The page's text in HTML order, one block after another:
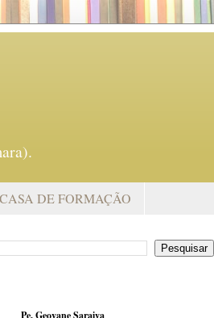
CASA DE FORMAÇÃO
Pe. Geovane Saraiva